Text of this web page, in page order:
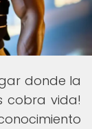
donde la
cobra vida!